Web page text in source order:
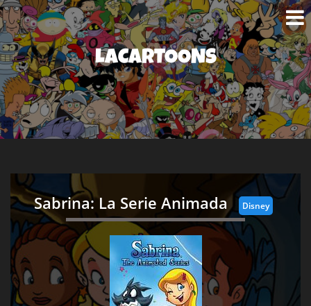
LACARTOONS
Sabrina: La Serie Animada Disney